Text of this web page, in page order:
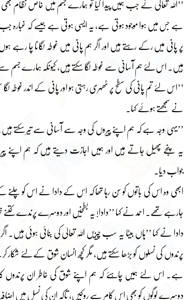
’’اللہ تعالیٰ نے جب ہمیں پیدا کیا تو ہمارے جسم میں خاص نظام بھی
ہے جس میں ہوا موجود ہوتی ہے، یہ ایسی ہوتی ہے جیسے کہ
پر پانی میں رکے رہتے ہیں اور اگر ہم پانی میں غوطہ لگانا چا رہے
ہیں۔ اس لئے ہم آسانی سے غوطہ لگا سکتے ہیں، کیونکہ ہمارے جسم
’’اس لئے تم پانی کی سطح پر ٹھہری رہتی ہو اور پانی کے اندر غوطہ
نے سمجھتے ہوئے کہا۔
’’یہی وجہ ہے کہ ہم اپنے پیروں کی وجہ سے آسانی سے تیر سکتے
یہ پنجے پھیل جاتے ہیں اور ہمیں اجازت دیتے ہیں کہ ہم اپنے
جواب دیا۔
ابھی وہ اس کی باتوں کو سُن رہا تھا کہ اس کے دادا نے اس کو چلنے
جارہے تھے۔ احمد نے کہا ’’دادا! یہ بطخیں اور دوسرے پرندے
دادا نے کہا ’’ہاں بیٹا یہ سب چیزیں اللہ تعالیٰ کی بنائی ہوئی
پرندوں کی نسلوں کو بڑھا سکتے ہیں، مگر کچھ انسان شوق کے لئے
ہے۔ اس لئے ہمیں چاہئے کہ ہم اپنے شوق کی خاطر ان پرندوں کا
دوسرے لوگوں کو بھی اس کام سے روکیں، تاکہ ان کی نسل میں اضافہ